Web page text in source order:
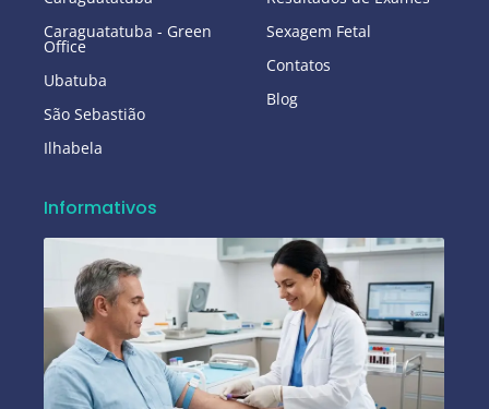
Caraguatatuba - Green
Office
Ubatuba
São Sebastião
Ilhabela
Sexagem Fetal
Contatos
Blog
Informativos